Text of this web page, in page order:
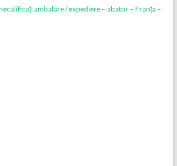
ambalare / expediere – abator – Franța –